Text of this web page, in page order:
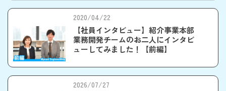
2020/04/22
【社員インタビュー】紹介事業本部
業務開発チームのお二人にインタビ
ューしてみました！【前編】
2026/07/27